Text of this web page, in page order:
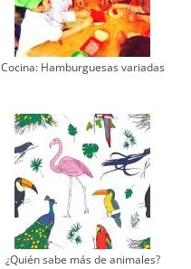
Cocina: Hamburguesas variadas
¿Quién sabe más de animales?